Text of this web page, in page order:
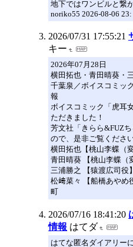
地下ではワンビルと繋
noriko55 2026-08-06 23:
2026/07/31 17:55:21
キー
2026年07月28日
横田拓也・青田晴葵・
千葉泉／ボイスコミッ
報
ボイスコミック「虎耳
ただきました！
芳文社「きらら&FUZ
ので、是非ご覧くださ
横田拓也【桃山李蝶（
青田晴葵 【桃山李蝶（
三浦勝之 【猿渡広司役】
松﨑菜々 【船橋あやめ
町
2026/07/16 18:41:20
情報 はてダ
はてな匿名ダイアリー